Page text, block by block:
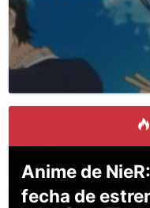
Anime de
fecha de